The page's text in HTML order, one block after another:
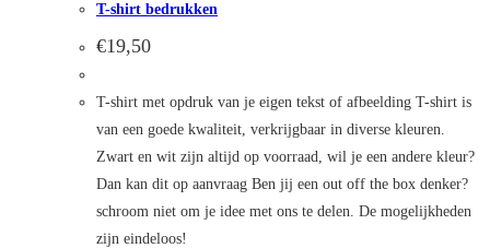
T-shirt bedrukken
€19,50
T-shirt met opdruk van je eigen tekst of afbeelding T-shirt is
van een goede kwaliteit, verkrijgbaar in diverse kleuren.
Zwart en wit zijn altijd op voorraad, wil je een andere kleur?
Dan kan dit op aanvraag Ben jij een out off the box denker?
schroom niet om je idee met ons te delen. De mogelijkheden
zijn eindeloos!